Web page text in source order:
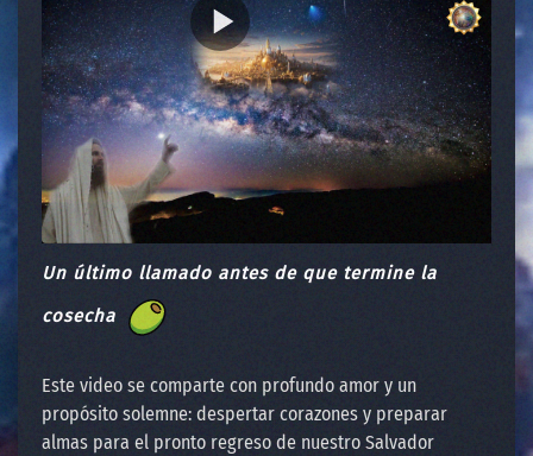
Un último llamado antes de que termine la
cosecha
Este video se comparte con profundo amor y un
propósito solemne: despertar corazones y preparar
almas para el pronto regreso de nuestro Salvador